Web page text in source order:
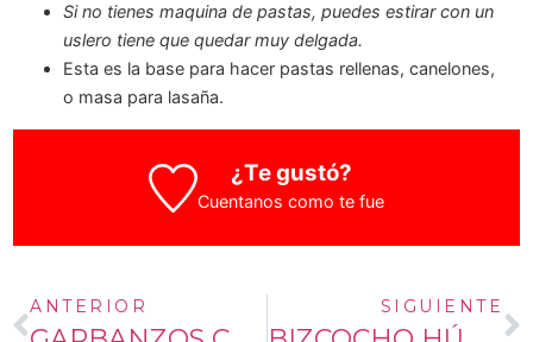
Si no tienes maquina de pastas, puedes estirar con un
uslero tiene que quedar muy delgada.
Esta es la base para hacer pastas rellenas, canelones,
o masa para lasaña.
¿Te gustó?
Cuentanos como te fue
ANTERIOR SIGUIENTE